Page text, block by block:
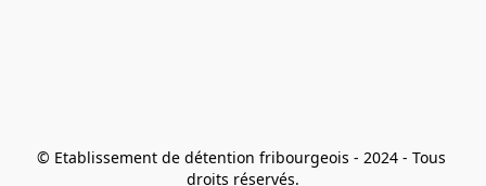
© Etablissement de détention fribourgeois - 2024 - Tous
droits réservés.